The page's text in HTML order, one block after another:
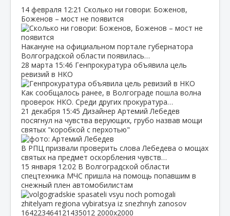
14 февраля 12:21 Сколько ни говори: Боженов,
Боженов – мост не появится
Накануне на официальном портале губернатора
Волгоградской области появилась…
28 марта 15:46 Генпрокуратура объявила цель
ревизий в НКО
Как сообщалось ранее, в Волгограде пошла волна
проверок НКО. Среди других прокуратура…
21 декабря 15:45 Дизайнер Артемий Лебедев
посягнул на чувства верующих, грубо назвав мощи
святых "коробкой с перхотью"
В РПЦ призвали проверить слова Лебедева о мощах
святых на предмет оскорбления чувств…
15 января 12:02 В Волгоградской области
спецтехника МЧС пришла на помощь попавшим в
снежный плен автомобилистам